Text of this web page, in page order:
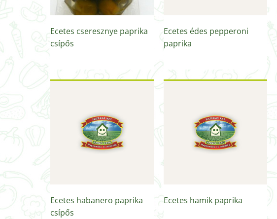
Ecetes cseresznye paprika
csípős
Ecetes édes pepperoni
paprika
Ecetes habanero paprika
csípős
Ecetes hamik paprika